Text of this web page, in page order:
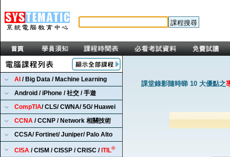
AI / Big Data / Machine Learning
Android / iPhone / 社交 / 手遊
CompTIA/ CLS/ CWNA/ 5G/ Huawei
CCNA / CCNP / Network 相關技術
CCSA/ Fortinet/ Juniper/ Palo Alto
CISA / CISM / CISSP / CRISC / ITIL®
課堂錄影隨時睇 10 大優點之